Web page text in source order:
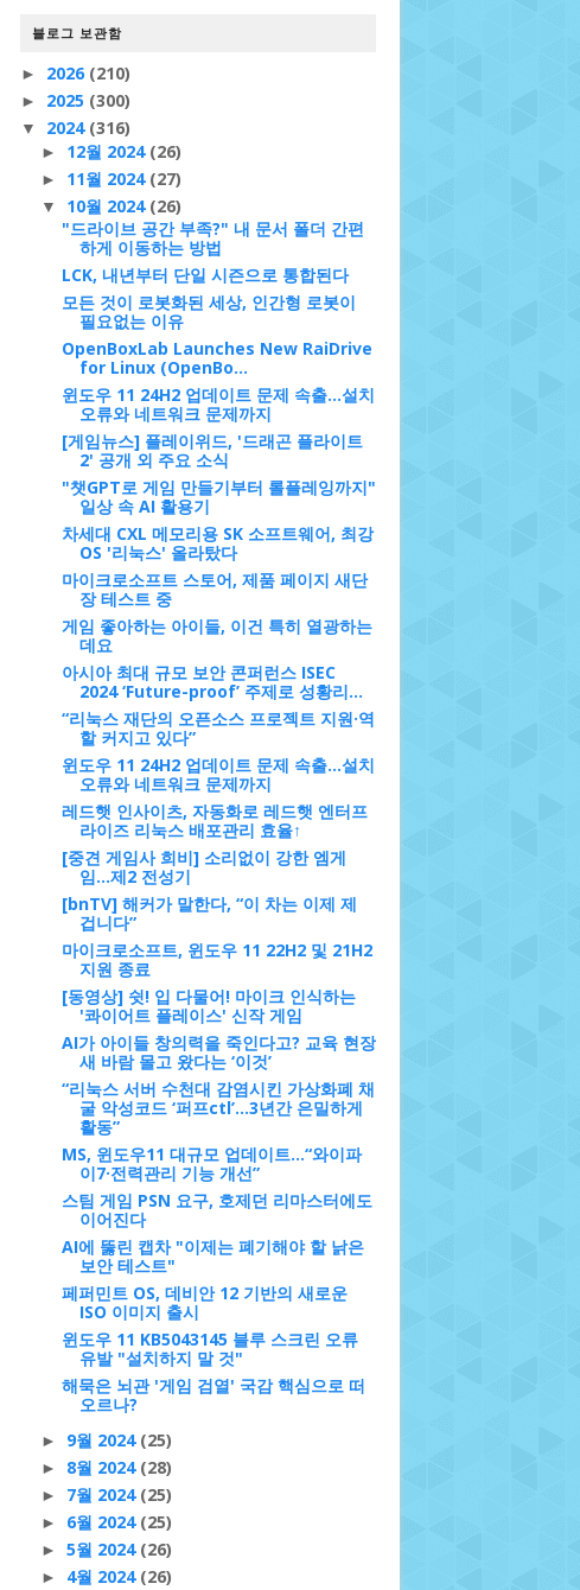
블로그 보관함
► 2026 (210)
► 2025 (300)
▼ 2024 (316)
► 12월 2024 (26)
► 11월 2024 (27)
▼ 10월 2024 (26)
"드라이브 공간 부족?" 내 문서 폴더 간편
하게 이동하는 방법
LCK, 내년부터 단일 시즌으로 통합된다
모든 것이 로봇화된 세상, 인간형 로봇이
필요없는 이유
OpenBoxLab Launches New RaiDrive
for Linux (OpenBo...
윈도우 11 24H2 업데이트 문제 속출…설치
오류와 네트워크 문제까지
[게임뉴스] 플레이위드, '드래곤 플라이트
2' 공개 외 주요 소식
"챗GPT로 게임 만들기부터 롤플레잉까지"
일상 속 AI 활용기
차세대 CXL 메모리용 SK 소프트웨어, 최강
OS '리눅스' 올라탔다
마이크로소프트 스토어, 제품 페이지 새단
장 테스트 중
게임 좋아하는 아이들, 이건 특히 열광하는
데요
아시아 최대 규모 보안 콘퍼런스 ISEC
2024 ‘Future-proof’ 주제로 성황리...
“리눅스 재단의 오픈소스 프로젝트 지원·역
할 커지고 있다”
윈도우 11 24H2 업데이트 문제 속출…설치
오류와 네트워크 문제까지
레드햇 인사이츠, 자동화로 레드햇 엔터프
라이즈 리눅스 배포관리 효율↑
[중견 게임사 희비] 소리없이 강한 엠게
임…제2 전성기
[bnTV] 해커가 말한다, “이 차는 이제 제
겁니다”
마이크로소프트, 윈도우 11 22H2 및 21H2
지원 종료
[동영상] 쉿! 입 다물어! 마이크 인식하는
'콰이어트 플레이스' 신작 게임
AI가 아이들 창의력을 죽인다고? 교육 현장
새 바람 몰고 왔다는 ‘이것’
“리눅스 서버 수천대 감염시킨 가상화폐 채
굴 악성코드 ‘퍼프ctl’…3년간 은밀하게
활동”
MS, 윈도우11 대규모 업데이트…“와이파
이7·전력관리 기능 개선”
스팀 게임 PSN 요구, 호제던 리마스터에도
이어진다
AI에 뚫린 캡차 "이제는 폐기해야 할 낡은
보안 테스트"
페퍼민트 OS, 데비안 12 기반의 새로운
ISO 이미지 출시
윈도우 11 KB5043145 블루 스크린 오류
유발 "설치하지 말 것"
해묵은 뇌관 '게임 검열' 국감 핵심으로 떠
오르나?
► 9월 2024 (25)
► 8월 2024 (28)
► 7월 2024 (25)
► 6월 2024 (25)
► 5월 2024 (26)
► 4월 2024 (26)